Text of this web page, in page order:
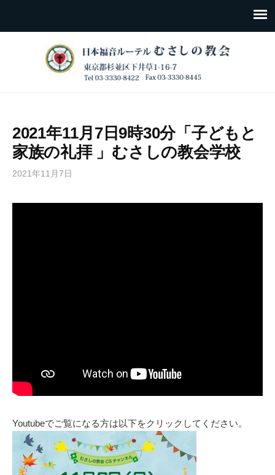
2021年11月7日9時30分「子どもと
家族の礼拝 」むさしの教会学校
2021年11月7日
Youtubeでご覧になる方は以下をクリックしてください。